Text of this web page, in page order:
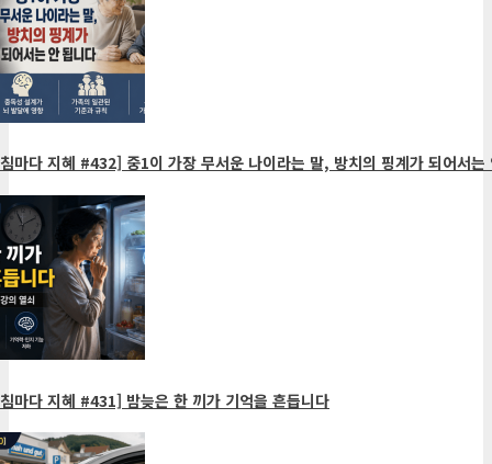
마다 지혜 #432] 중1이 가장 무서운 나이라는 말, 방치의 핑계가 되어서는
마다 지혜 #431] 밤늦은 한 끼가 기억을 흔듭니다